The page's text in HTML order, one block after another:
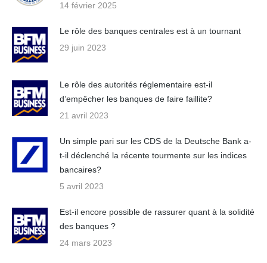
14 février 2025
Le rôle des banques centrales est à un tournant
29 juin 2023
Le rôle des autorités réglementaire est-il
d’empêcher les banques de faire faillite?
21 avril 2023
Un simple pari sur les CDS de la Deutsche Bank a-
t-il déclenché la récente tourmente sur les indices
bancaires?
5 avril 2023
Est-il encore possible de rassurer quant à la solidité
des banques ?
24 mars 2023